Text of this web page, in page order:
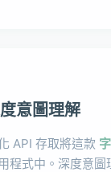
意圖理解
API 存取將這款
程式中。深度意